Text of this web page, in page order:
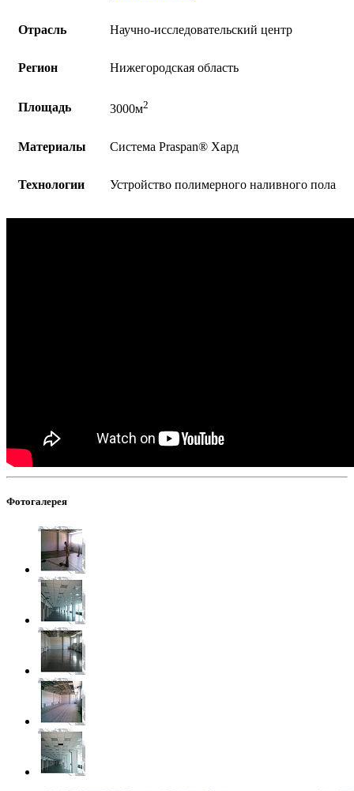
Отрасль Научно-исследовательский центр
Регион Нижегородская область
Площадь 3000м2
Материалы Система Praspan®️ Хард
Технологии Устройство полимерного наливного пола
Фотогалерея